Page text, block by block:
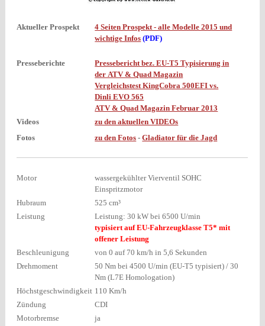
Aktueller Prospekt
4 Seiten Prospekt - alle Modelle 2015 und
wichtige Infos (PDF)
Presseberichte
Pressebericht bez. EU-T5 Typisierung in
der ATV & Quad Magazin
Vergleichstest KingCobra 500EFI vs.
Dinli EVO 565
ATV & Quad Magazin Februar 2013
Videos
zu den aktuellen VIDEOs
Fotos
zu den Fotos -Gladiator für die Jagd
Motor
wassergekühlter Vierventil SOHC
Einspritzmotor
Hubraum
525 cm³
Leistung
Leistung: 30 kW bei 6500 U/min
typisiert auf EU-Fahrzeugklasse T5* mit
offener Leistung
Beschleunigung
von 0 auf 70 km/h in 5,6 Sekunden
Drehmoment
50 Nm bei 4500 U/min (EU-T5 typisiert) / 30
Nm (L7E Homologation)
Höchstgeschwindigkeit 110 Km/h
Zündung
CDI
Motorbremse
ja